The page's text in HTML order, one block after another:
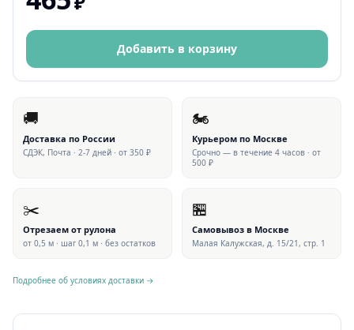
Добавить в корзину
🚚
Доставка по России
СДЭК, Почта · 2-7 дней · от 350 ₽
🏍
Курьером по Москве
Срочно — в течение 4 часов · от
500 ₽
✂️
Отрезаем от рулона
от 0,5 м · шаг 0,1 м · без остатков
🏪
Самовывоз в Москве
Малая Калужская, д. 15/21, стр. 1
Подробнее об условиях доставки →